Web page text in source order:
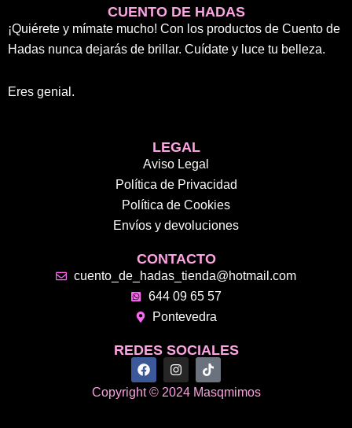
producto
CUENTO DE HADAS
¡Quiérete y mímate mucho! Con los productos de Cuento de
Hadas nunca dejarás de brillar. Cuídate y luce tu belleza.
Eres genial.
LEGAL
Aviso Legal
Política de Privacidad
Política de Cookies
Envíos y devoluciones
CONTACTO
cuento_de_hadas_tienda@hotmail.com
644 09 65 57
Pontevedra
REDES SOCIALES
F
a
c
e
I
n
s
t
T
i
k
t
Copyright © 2024 Masqmimos